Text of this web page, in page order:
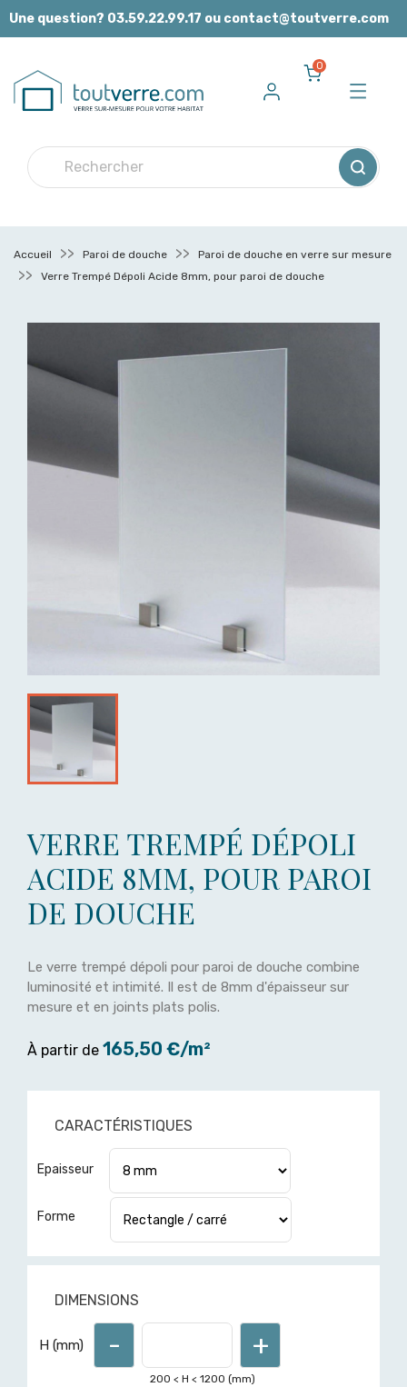
Panneau de gestion des cookies
Une question? 03.59.22.99.17 ou contact@toutverre.com
0
Accueil Paroi de douche
Paroi de douche en verre sur mesure
Verre Trempé Dépoli Acide 8mm, pour paroi de douche
VERRE TREMPÉ DÉPOLI
ACIDE 8MM, POUR PAROI
DE DOUCHE
Le verre trempé dépoli pour paroi de douche combine
luminosité et intimité. Il est de 8mm d'épaisseur sur
mesure et en joints plats polis.
À partir de 165,50 €/m²
CARACTÉRISTIQUES
Epaisseur
dimensions hors limites affichées,
demandez un devis ici
Forme
DIMENSIONS
H (mm) - +
200 < H <1200 (mm)